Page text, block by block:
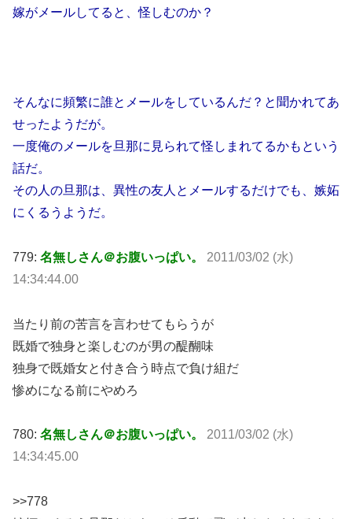
嫁がメールしてると、怪しむのか？
そんなに頻繁に誰とメールをしているんだ？と聞かれてあ
せったようだが。
一度俺のメールを旦那に見られて怪しまれてるかもという
話だ。
その人の旦那は、異性の友人とメールするだけでも、嫉妬
にくるうようだ。
779: 名無しさん＠お腹いっぱい。 2011/03/02 (水)
14:34:44.00
当たり前の苦言を言わせてもらうが
既婚で独身と楽しむのが男の醍醐味
独身で既婚女と付き合う時点で負け組だ
惨めになる前にやめろ
780: 名無しさん＠お腹いっぱい。 2011/03/02 (水)
14:34:45.00
>>778